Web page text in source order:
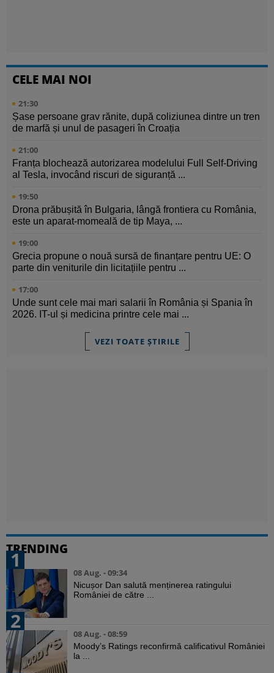
CELE MAI NOI
21:30
Șase persoane grav rănite, după coliziunea dintre un tren
de marfă și unul de pasageri în Croația
21:00
Franța blochează autorizarea modelului Full Self-Driving
al Tesla, invocând riscuri de siguranță ...
19:50
Drona prăbușită în Bulgaria, lângă frontiera cu România,
este un aparat-momeală de tip Maya, ...
19:00
Grecia propune o nouă sursă de finanțare pentru UE: O
parte din veniturile din licitațiile pentru ...
17:00
Unde sunt cele mai mari salarii în România și Spania în
2026. IT-ul și medicina printre cele mai ...
VEZI TOATE ȘTIRILE
TRENDING
1
08 Aug. - 09:34
Nicușor Dan salută menținerea ratingului
României de către ...
2
08 Aug. - 08:59
Moody’s Ratings reconfirmă calificativul României
la ...